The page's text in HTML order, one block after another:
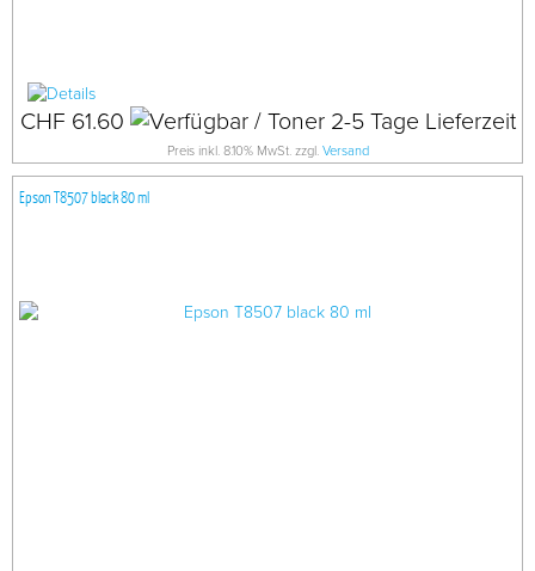
CHF 61.60
Preis inkl. 8.10% MwSt. zzgl. Versand
Epson T8507 black 80 ml